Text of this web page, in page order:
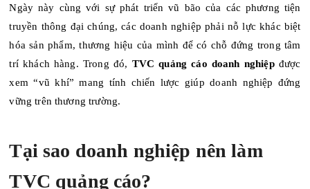
Ngày này cùng với sự phát triển vũ bão của các phương tiện
truyền thông đại chúng, các doanh nghiệp phải nỗ lực khác biệt
hóa sản phẩm, thương hiệu của mình để có chỗ đứng trong tâm
trí khách hàng. Trong đó, TVC quảng cáo doanh nghiệpđược
xem “vũ khí” mang tính chiến lược giúp doanh nghiệp đứng
vững trên thương trường.
Tại sao doanh nghiệp nên làm
TVC quảng cáo?